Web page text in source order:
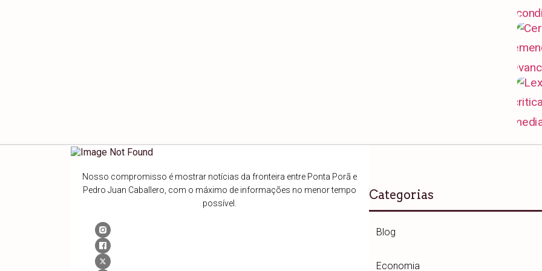
Nosso compromisso é mostrar notícias da fronteira entre Ponta Porã e
Pedro Juan Caballero, com o máximo de informações no menor tempo
possível.
Categorias
Blog
Economia